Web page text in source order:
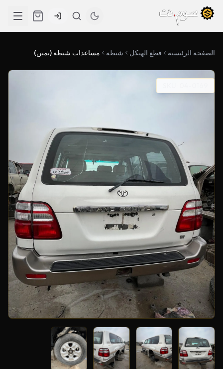
الصفحة الرئيسية قطع الهيكل شنطة مساعدات شنطة (يمين)